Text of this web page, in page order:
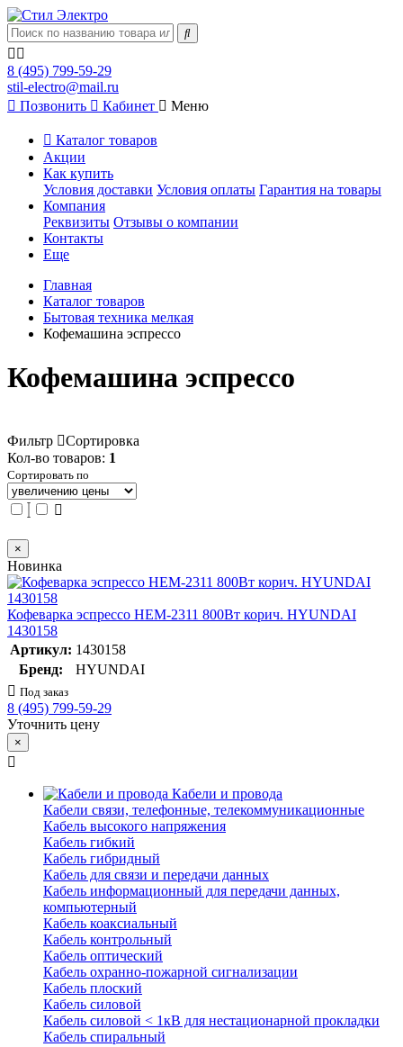
8 (495) 799-59-29
stil-electro@mail.ru
Позвонить
Кабинет Меню
Каталог товаров
Акции
Как купить
Условия доставки Условия оплаты Гарантия на товары
Компания
Реквизиты Отзывы о компании
Контакты
Еще
Главная
Каталог товаров
Бытовая техника мелкая
Кофемашина эспрессо
Кофемашина эспрессо
Фильтр
Сортировка
Кол-во товаров: 1
Сортировать по
×
Новинка
Кофеварка эспрессо HEM-2311 800Вт корич. HYUNDAI
1430158
Артикул: 1430158
Бренд:
HYUNDAI
Под заказ
8 (495) 799-59-29
Уточнить цену
×
Кабели и провода
Кабели связи, телефонные, телекоммуникационные
Кабель высокого напряжения
Кабель гибкий
Кабель гибридный
Кабель для связи и передачи данных
Кабель информационный для передачи данных,
компьютерный
Кабель коаксиальный
Кабель контрольный
Кабель оптический
Кабель охранно-пожарной сигнализации
Кабель плоский
Кабель силовой
Кабель силовой < 1кВ для нестационарной прокладки
Кабель спиральный